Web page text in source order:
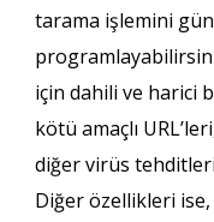
tarama işlemini
için dahili ve harici
kötü amaçlı
diğer virüs
Diğer özellikleri